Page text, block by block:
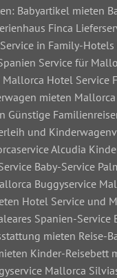
Babyartikel mieten
Finca
in Family-
Service für
Hotel
mieten
und
Alcudia
Baby-Service
Buggyservice
Hotel Service und
Spanien-
mieten Reise-
Kinder-
Mallorca